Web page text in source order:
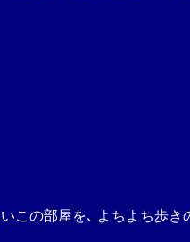
この部屋を､ よちよち歩